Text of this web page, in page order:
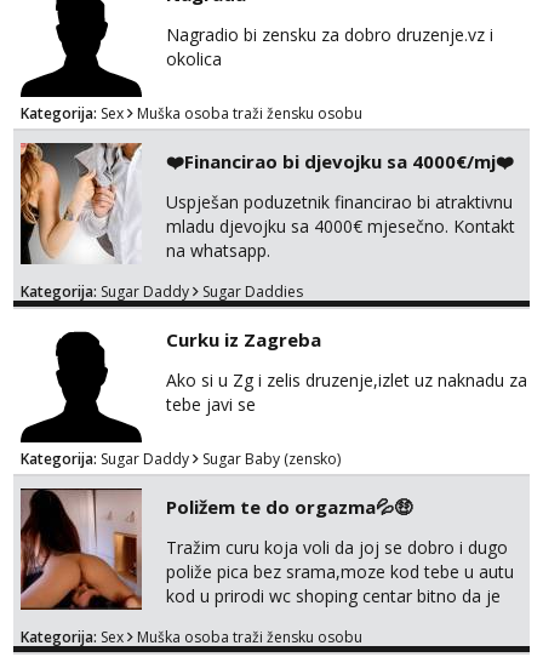
Nagradio bi zensku za dobro druzenje.vz i
okolica
Kategorija: Sex Muška osoba traži žensku osobu
❤️Financirao bi djevojku sa 4000€/mj❤️
Uspješan poduzetnik financirao bi atraktivnu
mladu djevojku sa 4000€ mjesečno. Kontakt
na whatsapp.
Kategorija: Sugar Daddy Sugar Daddies
Curku iz Zagreba
Ako si u Zg i zelis druzenje,izlet uz naknadu za
tebe javi se
Kategorija: Sugar Daddy Sugar Baby (zensko)
Poližem te do orgazma💦🤑
Tražim curu koja voli da joj se dobro i dugo
poliže pica bez srama,moze kod tebe u autu
kod u prirodi wc shoping centar bitno da je
jer nisam solo. Zgodan sam i diskretan,sliku
Kategorija: Sex Muška osoba traži žensku osobu